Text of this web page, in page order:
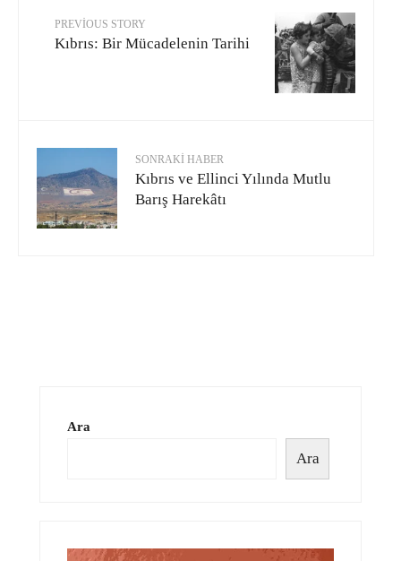
PREVIOUS STORY
Kıbrıs: Bir Mücadelenin Tarihi
SONRAKI HABER
Kıbrıs ve Ellinci Yılında Mutlu
Barış Harekâtı
Ara
Ara